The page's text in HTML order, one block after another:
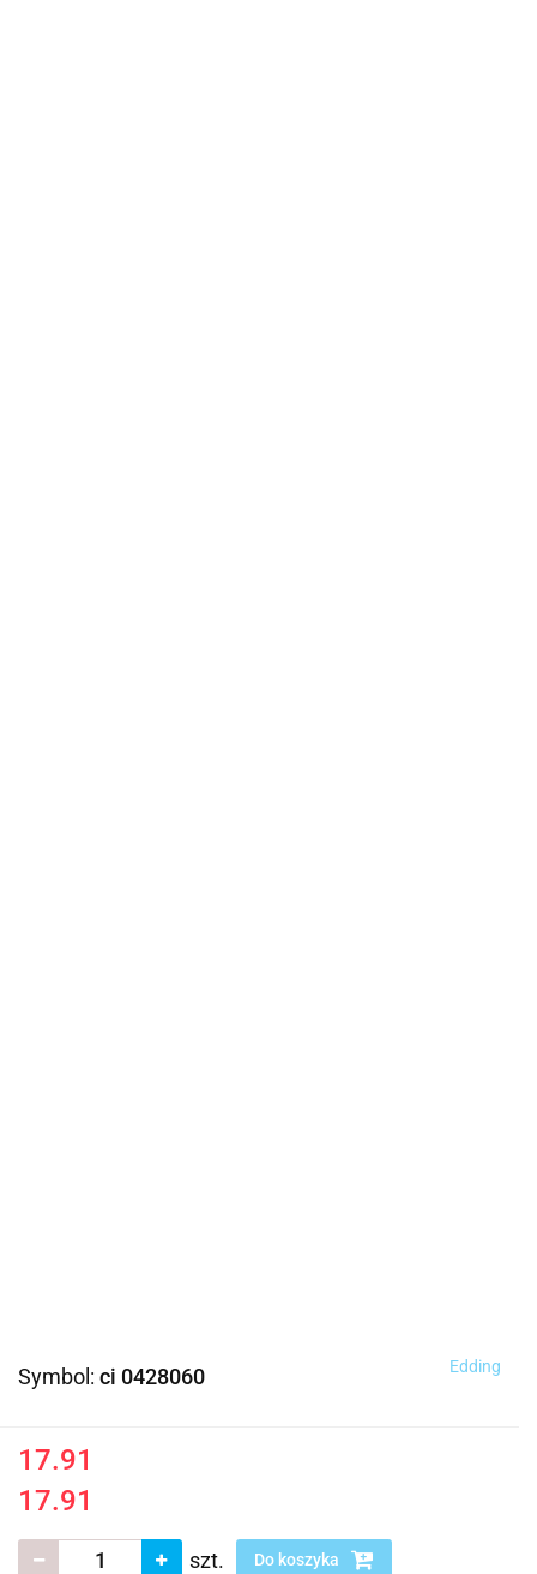
Symbol: ci 0428060 Edding
17.91
17.91
szt. Do koszyka